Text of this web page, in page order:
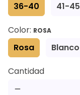
36-40 41-45
Color: ROSA
Rosa Blanco
Cantidad
remove